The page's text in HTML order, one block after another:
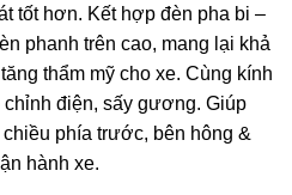
tốt hơn. Kết hợp đèn pha bi –
phanh trên cao, mang lại khả
thẩm mỹ cho xe. Cùng kính
điện, sấy gương. Giúp
phía trước, bên hông &
hành xe.